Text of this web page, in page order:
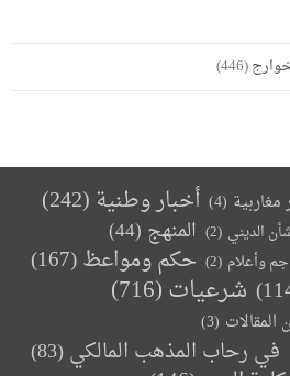
(446)
مغاربية (4) أخبار وطنية(242)
الديني (2) المنهج (44)
وأعلام (2) حكم ومواعظ(167)
شرعيات(716)
المقالات (3)
في رحاب المذهب المالكي (83)